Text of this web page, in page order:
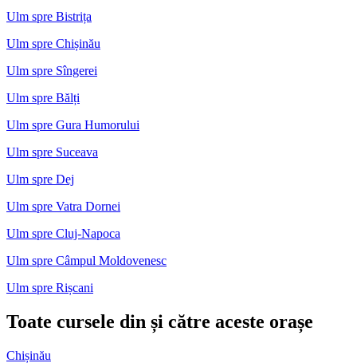
Ulm spre Bistrița
Ulm spre Chișinău
Ulm spre Sîngerei
Ulm spre Bălți
Ulm spre Gura Humorului
Ulm spre Suceava
Ulm spre Dej
Ulm spre Vatra Dornei
Ulm spre Cluj-Napoca
Ulm spre Câmpul Moldovenesc
Ulm spre Rișcani
Toate cursele din și către aceste orașe
Chișinău